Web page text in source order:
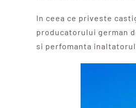
In ceea ce priveste
producatorului german
si perfomanta